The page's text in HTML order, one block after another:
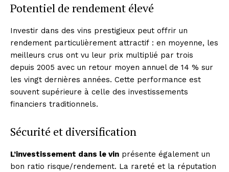
Potentiel de rendement élevé
Investir dans des vins prestigieux peut offrir un
rendement particulièrement attractif : en moyenne, les
meilleurs crus ont vu leur prix multiplié par trois
depuis 2005 avec un retour moyen annuel de 14 % sur
les vingt dernières années. Cette performance est
souvent supérieure à celle des investissements
financiers traditionnels.
Sécurité et diversification
L’investissement dans le vin présente également un
bon ratio risque/rendement. La rareté et la réputation